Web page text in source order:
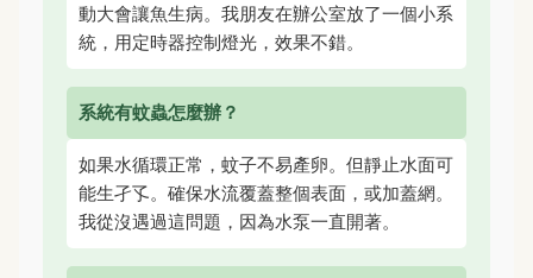
動大會讓魚生病。我朋友在辦公室放了一個小系
統，用定時器控制燈光，效果不錯。
系統有蚊蟲怎麼辦？
如果水循環正常，蚊子不易產卵。但靜止水面可
能生孑孓。確保水流覆蓋整個表面，或加蓋網。
我從沒遇過這問題，因為水泵一直開著。